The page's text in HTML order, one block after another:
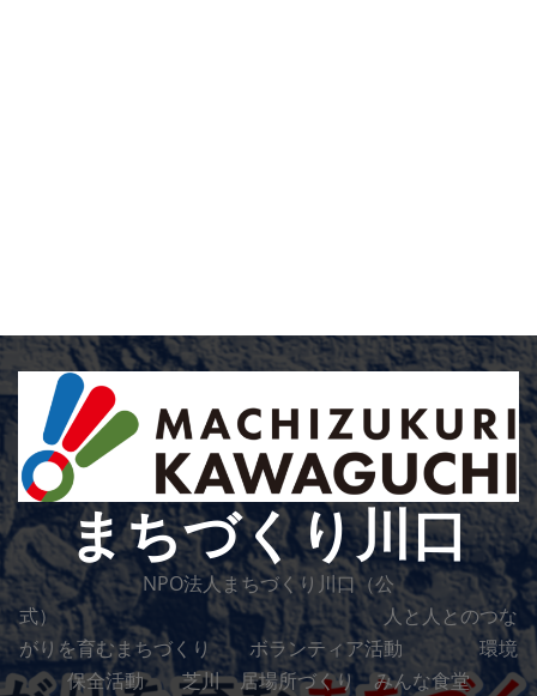
まちづくり川口
NPO法人まちづくり川口（公
式） 人と人とのつな
がりを育むまちづくり ボランティア活動 環境
保全活動 芝川 居場所づくり みんな食堂